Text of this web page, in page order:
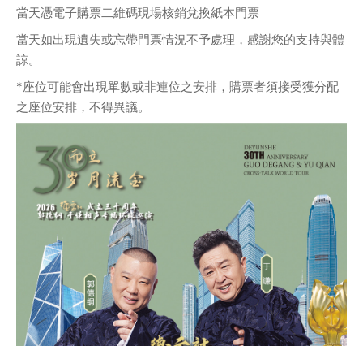
當天憑電子購票二維碼現場核銷兌換紙本門票
當天如出現遺失或忘帶門票情況不予處理，感謝您的支持與體
諒。
*座位可能會出現單數或非連位之安排，購票者須接受獲分配
之座位安排，不得異議。